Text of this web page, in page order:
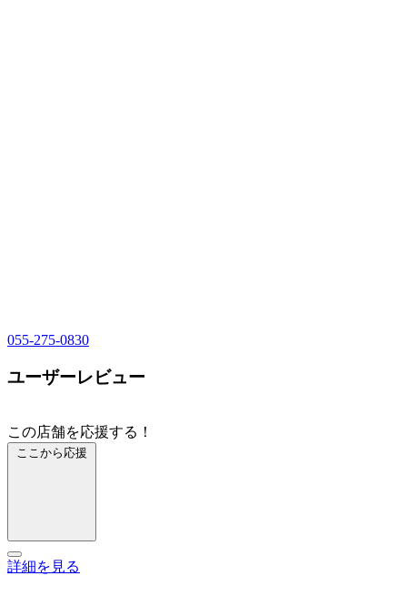
055-275-0830
ユーザーレビュー
この店舗を応援する！
ここから応援
詳細を見る